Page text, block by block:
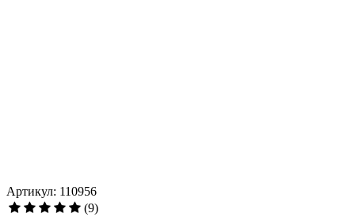
Артикул: 110956
(9)